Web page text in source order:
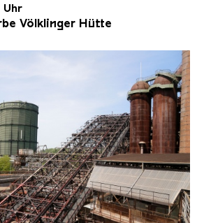
Uhr
Völklinger Hütte